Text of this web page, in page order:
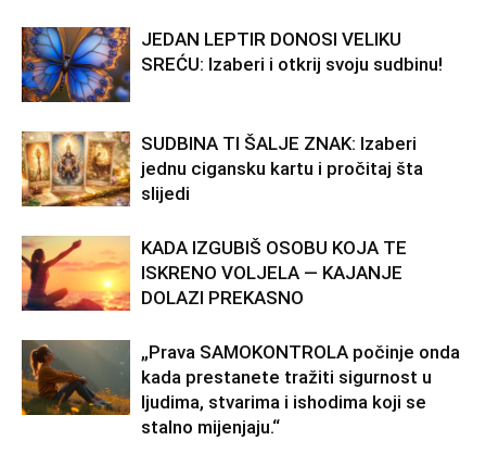
JEDAN LEPTIR DONOSI VELIKU
SREĆU: Izaberi i otkrij svoju sudbinu!
SUDBINA TI ŠALJE ZNAK: Izaberi
jednu cigansku kartu i pročitaj šta
slijedi
KADA IZGUBIŠ OSOBU KOJA TE
ISKRENO VOLJELA — KAJANJE
DOLAZI PREKASNO
„Prava SAMOKONTROLA počinje onda
kada prestanete tražiti sigurnost u
ljudima, stvarima i ishodima koji se
stalno mijenjaju.“